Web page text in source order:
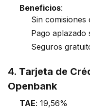
Beneficios:
Sin comisiones
Pago aplazado
Seguros
4. Tarjeta de
Openbank
TAE: 19,56%